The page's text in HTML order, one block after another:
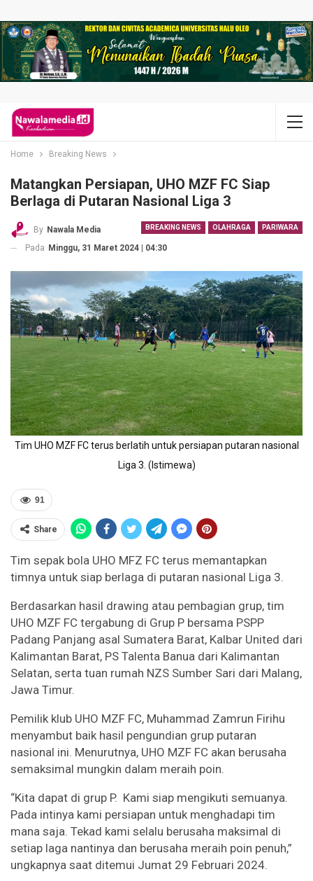
Home Breaking News
Matangkan Persiapan, UHO MZF FC Siap
Berlaga di Putaran Nasional Liga 3
BREAKING NEWS OLAHRAGA PARIWARA
By Nawala Media
Pada Minggu, 31 Maret 2024 | 04:30
Tim UHO MZF FC terus berlatih untuk persiapan putaran nasional
Liga 3. (Istimewa)
91
Share
Tim sepak bola UHO MFZ FC terus memantapkan
timnya untuk siap berlaga di putaran nasional Liga 3.
Berdasarkan hasil drawing atau pembagian grup, tim
UHO MZF FC tergabung di Grup P bersama PSPP
Padang Panjang asal Sumatera Barat, Kalbar United dari
Kalimantan Barat, PS Talenta Banua dari Kalimantan
Selatan, serta tuan rumah NZS Sumber Sari dari Malang,
Jawa Timur.
Pemilik klub UHO MZF FC, Muhammad Zamrun Firihu
menyambut baik hasil pengundian grup putaran
nasional ini. Menurutnya, UHO MZF FC akan berusaha
semaksimal mungkin dalam meraih poin.
“Kita dapat di grup P. Kami siap mengikuti semuanya.
Pada intinya kami persiapan untuk menghadapi tim
mana saja. Tekad kami selalu berusaha maksimal di
setiap laga nantinya dan berusaha meraih poin penuh,”
ungkapnya saat ditemui Jumat 29 Februari 2024.